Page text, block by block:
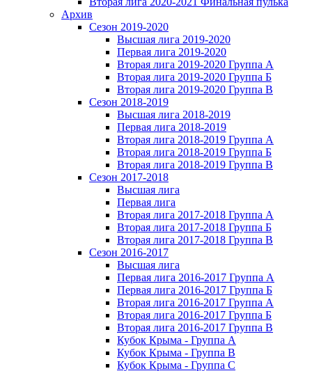
Архив
Сезон 2019-2020
Высшая лига 2019-2020
Первая лига 2019-2020
Вторая лига 2019-2020 Группа А
Вторая лига 2019-2020 Группа Б
Вторая лига 2019-2020 Группа В
Сезон 2018-2019
Высшая лига 2018-2019
Первая лига 2018-2019
Вторая лига 2018-2019 Группа А
Вторая лига 2018-2019 Группа Б
Вторая лига 2018-2019 Группа В
Сезон 2017-2018
Высшая лига
Первая лига
Вторая лига 2017-2018 Группа А
Вторая лига 2017-2018 Группа Б
Вторая лига 2017-2018 Группа В
Сезон 2016-2017
Высшая лига
Первая лига 2016-2017 Группа А
Первая лига 2016-2017 Группа Б
Вторая лига 2016-2017 Группа А
Вторая лига 2016-2017 Группа Б
Вторая лига 2016-2017 Группа В
Кубок Крыма - Группа A
Кубок Крыма - Группа B
Кубок Крыма - Группа C